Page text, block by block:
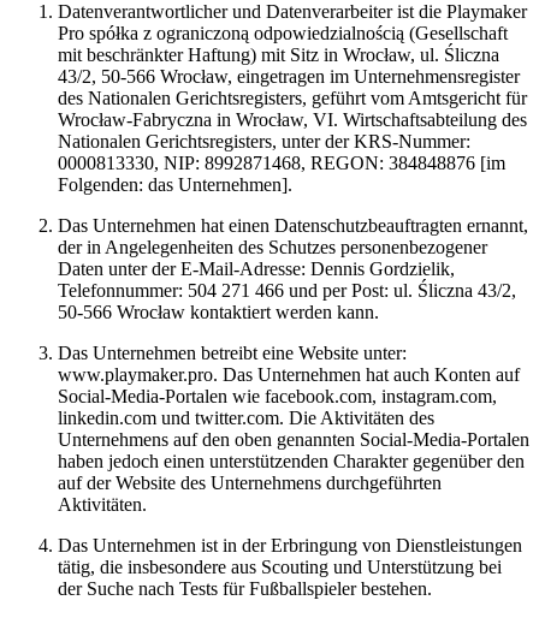
Datenverantwortlicher und Datenverarbeiter ist die Playmaker
Pro spółka z ograniczoną odpowiedzialnością (Gesellschaft
mit beschränkter Haftung) mit Sitz in Wrocław, ul. Śliczna
43/2, 50-566 Wrocław, eingetragen im Unternehmensregister
des Nationalen Gerichtsregisters, geführt vom Amtsgericht für
Wrocław-Fabryczna in Wrocław, VI. Wirtschaftsabteilung des
Nationalen Gerichtsregisters, unter der KRS-Nummer:
0000813330, NIP: 8992871468, REGON: 384848876 [im
Folgenden: das Unternehmen].
Das Unternehmen hat einen Datenschutzbeauftragten ernannt,
der in Angelegenheiten des Schutzes personenbezogener
Daten unter der E-Mail-Adresse: Dennis Gordzielik,
Telefonnummer: 504 271 466 und per Post: ul. Śliczna 43/2,
50-566 Wrocław kontaktiert werden kann.
Das Unternehmen betreibt eine Website unter:
www.playmaker.pro. Das Unternehmen hat auch Konten auf
Social-Media-Portalen wie facebook.com, instagram.com,
linkedin.com und twitter.com. Die Aktivitäten des
Unternehmens auf den oben genannten Social-Media-Portalen
haben jedoch einen unterstützenden Charakter gegenüber den
auf der Website des Unternehmens durchgeführten
Aktivitäten.
Das Unternehmen ist in der Erbringung von Dienstleistungen
tätig, die insbesondere aus Scouting und Unterstützung bei
der Suche nach Tests für Fußballspieler bestehen.